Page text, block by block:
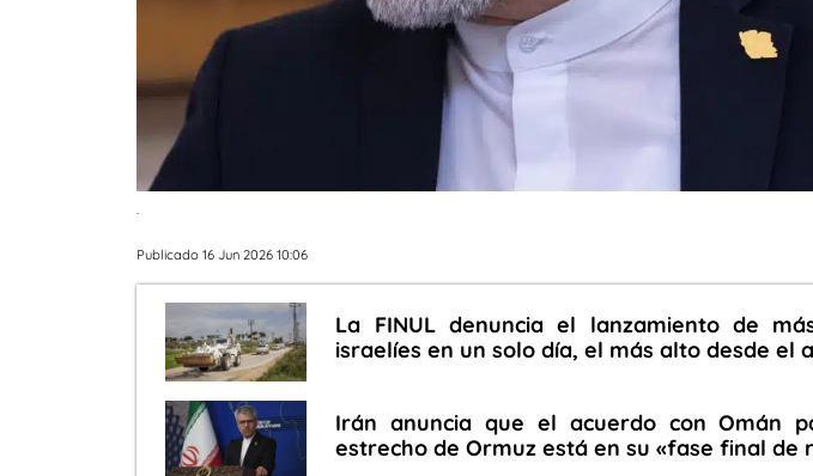
.
Publicado 16 Jun 2026 10:06
La FINUL denuncia el lanzamiento de
israelíes en un solo día, el más alto desde el
Irán anuncia que el acuerdo con Omán
estrecho de Ormuz está en su «fase final de